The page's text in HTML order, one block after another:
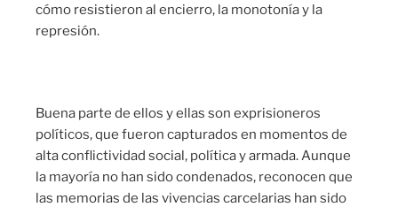
cómo resistieron al encierro, la monotonía y la
represión.
Buena parte de ellos y ellas son exprisioneros
políticos, que fueron capturados en momentos de
alta conflictividad social, política y armada. Aunque
la mayoría no han sido condenados, reconocen que
las memorias de las vivencias carcelarias han sido